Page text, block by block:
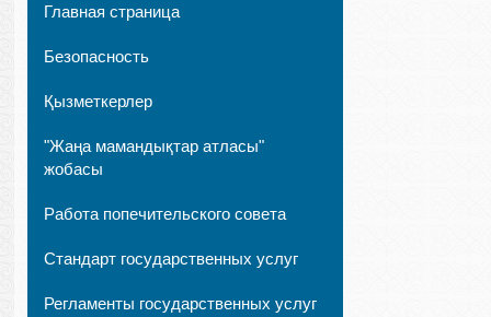
Главная страница
Безопасность
Қызметкерлер
"Жаңа мамандықтар атласы"
жобасы
Работа попечительского совета
Стандарт государственных услуг
Регламенты государственных услуг